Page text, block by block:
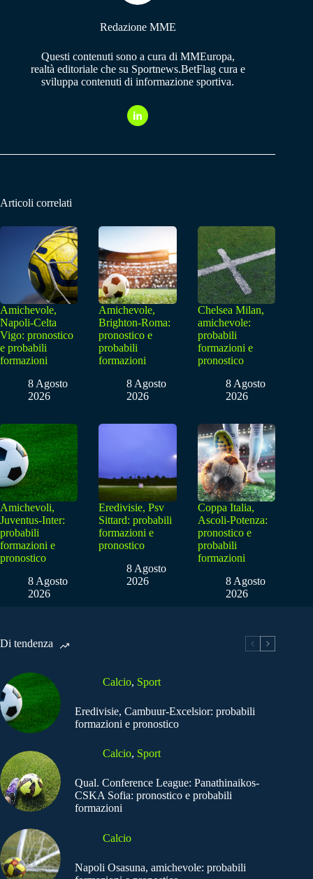
Redazione MME
Questi contenuti sono a cura di MMEuropa,
realtà editoriale che su Sportnews.BetFlag cura e
sviluppa contenuti di informazione sportiva.
Articoli correlati
Amichevole,
Napoli-Celta
Vigo: pronostico
e probabili
formazioni
8 Agosto
2026
Amichevole,
Brighton-Roma:
pronostico e
probabili
formazioni
8 Agosto
2026
Chelsea Milan,
amichevole:
probabili
formazioni e
pronostico
8 Agosto
2026
Amichevoli,
Juventus-Inter:
probabili
formazioni e
pronostico
8 Agosto
2026
Eredivisie, Psv
Sittard: probabili
formazioni e
pronostico
8 Agosto
2026
Coppa Italia,
Ascoli-Potenza:
pronostico e
probabili
formazioni
8 Agosto
2026
Di tendenza
Calcio, Sport
Eredivisie, Cambuur-Excelsior: probabili
formazioni e pronostico
Calcio, Sport
Qual. Conference League: Panathinaikos-
CSKA Sofia: pronostico e probabili
formazioni
Calcio
Napoli Osasuna, amichevole: probabili